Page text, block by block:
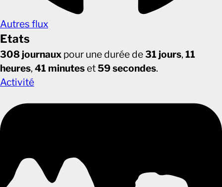
Autres flux
Etats
308 journaux pour une durée de31 jours, 11
heures, 41 minutes et59 secondes.
Activité